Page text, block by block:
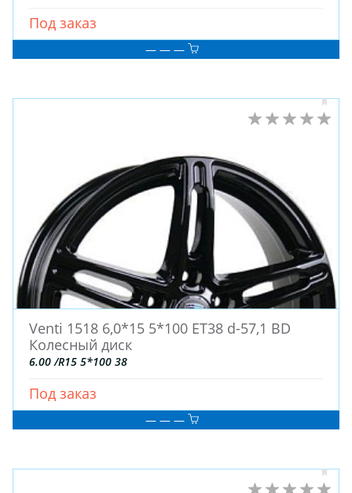
ЗИМНИЕ
ЛЕТНИЕ
ДЛЯ ГРУЗОВЫХ АВТО
ДЛЯ СПЕЦТЕХНИКИ
Под заказ
— — —
Venti 1518 6,0*15 5*100 ET38 d-57,1 BD
Колесный диск
6.00 /R15 5*100 38
Под заказ
— — —